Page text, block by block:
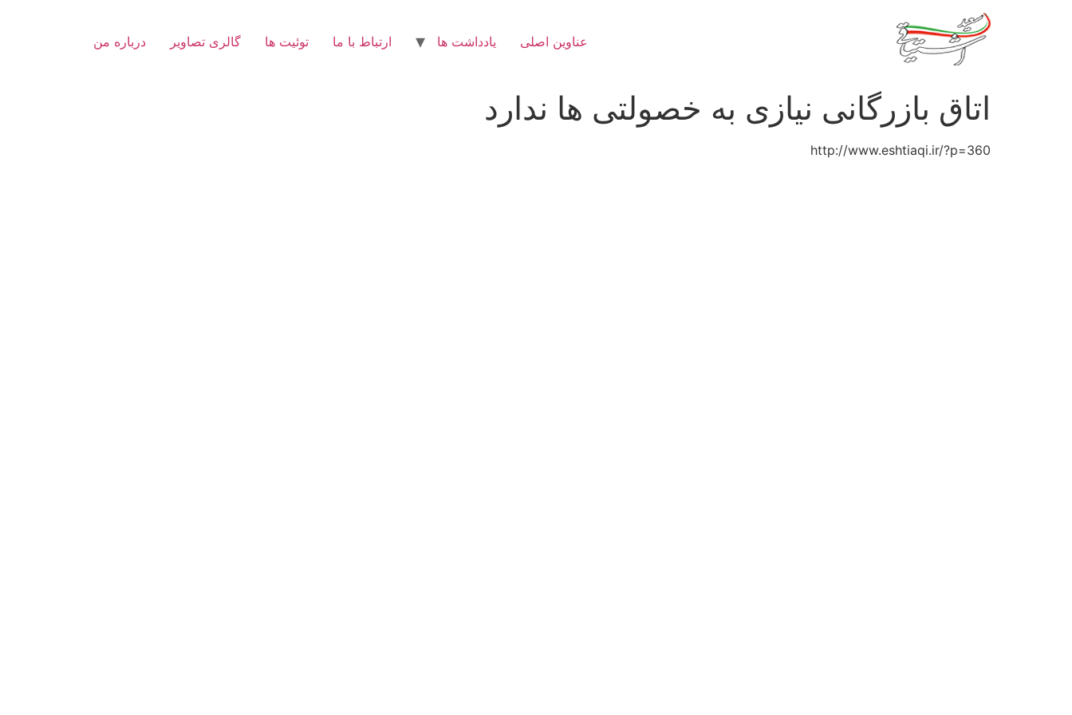
عناوین اصلی یادداشت ها ارتباط با ما توئیت ها گالری تصاویر درباره من
اتاق بازرگانی نیازی به خصولتی ها ندارد
http://www.eshtiaqi.ir/?p=360